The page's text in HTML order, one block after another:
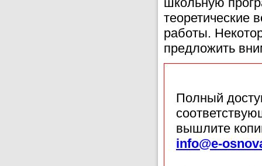
теоретические
работы.
предложить
Полный
вышлите
info@e-